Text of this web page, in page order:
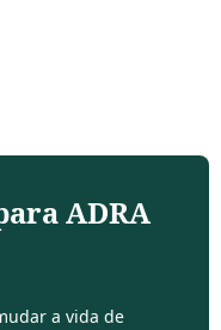
ADRA
a vida de